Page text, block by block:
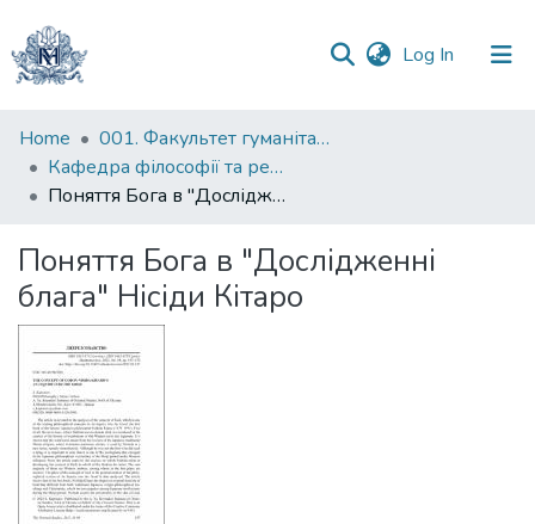
Log In (current)
Communities
&
Collections
Statistics
Home
001. Факультет гуманітарних наук
Кафедра філософії та релігієзнавства
Поняття Бога в "Дослідженні блага" Нісіди Кітаро
Поняття Бога в "Дослідженні
блага" Нісіди Кітаро